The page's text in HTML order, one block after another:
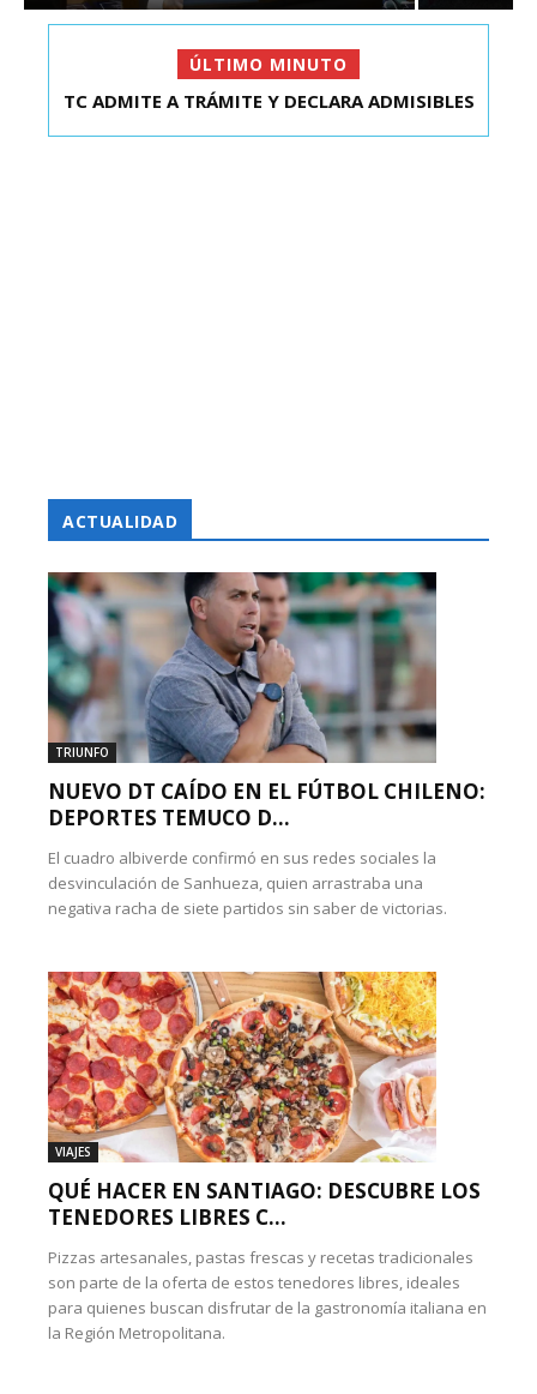
ÚLTIMO MINUTO
EXDIPUTADO LAVÍN SALIÓ DE CAPITÁN YÁBER
TC ADMITE A TRÁMITE Y DECLARA ADMISIBLES
ACTUALIDAD
TRIUNFO
NUEVO DT CAÍDO EN EL FÚTBOL CHILENO:
DEPORTES TEMUCO D...
El cuadro albiverde confirmó en sus redes sociales la
desvinculación de Sanhueza, quien arrastraba una
negativa racha de siete partidos sin saber de victorias.
VIAJES
QUÉ HACER EN SANTIAGO: DESCUBRE LOS
TENEDORES LIBRES C...
Pizzas artesanales, pastas frescas y recetas tradicionales
son parte de la oferta de estos tenedores libres, ideales
para quienes buscan disfrutar de la gastronomía italiana en
la Región Metropolitana.